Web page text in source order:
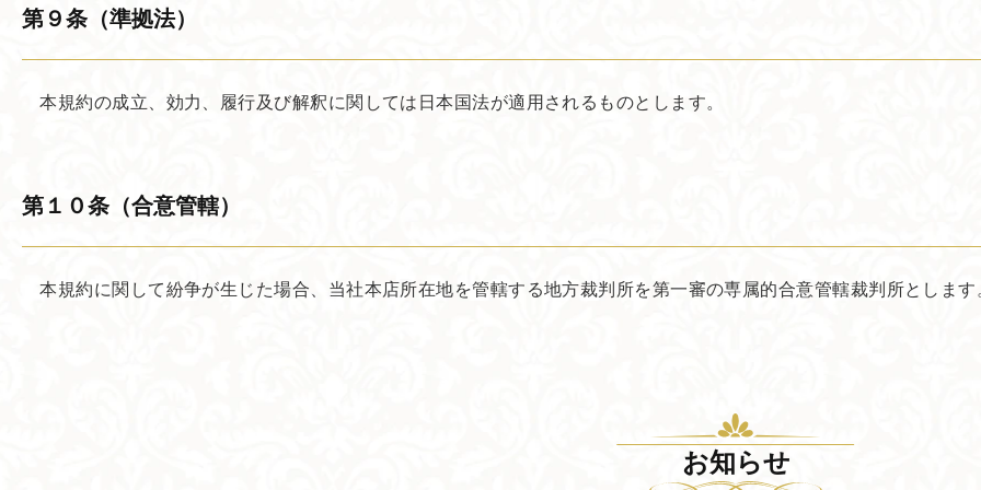
第９条​（準拠法）
本規約の成立、効力、履行及び解釈に関しては日本国法が適用されるものとします。
第１０条​（合意管轄）
本規約に関して紛争が生じた場合、当社本店所在地を管轄する地方裁判所を第一審の専属的合意管轄裁判所とします
お知らせ